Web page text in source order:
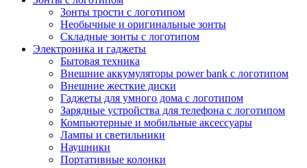
Зонты трости с логотипом
Необычные и оригинальные зонты
Складные зонты с логотипом
Электроника и гаджеты
Бытовая техника
Внешние аккумуляторы power bank с логотипом
Внешние жесткие диски
Гаджеты для умного дома с логотипом
Зарядные устройства для телефона с логотипом
Компьютерные и мобильные аксессуары
Лампы и светильники
Наушники
Портативные колонки